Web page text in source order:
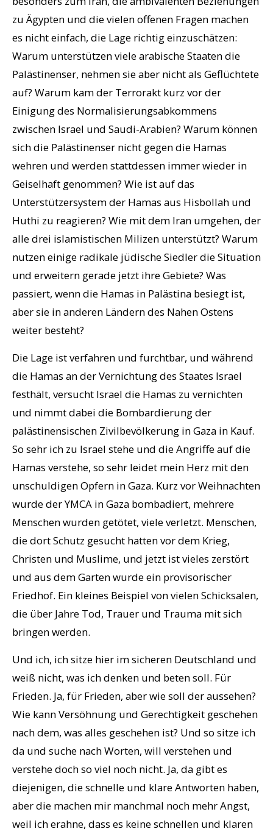
zu Ägypten und die vielen offenen Fragen machen
es nicht einfach, die Lage richtig einzuschätzen:
Warum unterstützen viele arabische Staaten die
Palästinenser, nehmen sie aber nicht als Geflüchtete
auf? Warum kam der Terrorakt kurz vor der
Einigung des Normalisierungsabkommens
zwischen Israel und Saudi-Arabien? Warum können
sich die Palästinenser nicht gegen die Hamas
wehren und werden stattdessen immer wieder in
Geiselhaft genommen? Wie ist auf das
Unterstützersystem der Hamas aus Hisbollah und
Huthi zu reagieren? Wie mit dem Iran umgehen, der
alle drei islamistischen Milizen unterstützt? Warum
nutzen einige radikale jüdische Siedler die Situation
und erweitern gerade jetzt ihre Gebiete? Was
passiert, wenn die Hamas in Palästina besiegt ist,
aber sie in anderen Ländern des Nahen Ostens
weiter besteht?
Die Lage ist verfahren und furchtbar, und während
die Hamas an der Vernichtung des Staates Israel
festhält, versucht Israel die Hamas zu vernichten
und nimmt dabei die Bombardierung der
palästinensischen Zivilbevölkerung in Gaza in Kauf.
So sehr ich zu Israel stehe und die Angriffe auf die
Hamas verstehe, so sehr leidet mein Herz mit den
unschuldigen Opfern in Gaza. Kurz vor Weihnachten
wurde der YMCA in Gaza bombadiert, mehrere
Menschen wurden getötet, viele verletzt. Menschen,
die dort Schutz gesucht hatten vor dem Krieg,
Christen und Muslime, und jetzt ist vieles zerstört
und aus dem Garten wurde ein provisorischer
Friedhof. Ein kleines Beispiel von vielen Schicksalen,
die über Jahre Tod, Trauer und Trauma mit sich
bringen werden.
Und ich, ich sitze hier im sicheren Deutschland und
weiß nicht, was ich denken und beten soll. Für
Frieden. Ja, für Frieden, aber wie soll der aussehen?
Wie kann Versöhnung und Gerechtigkeit geschehen
nach dem, was alles geschehen ist? Und so sitze ich
da und suche nach Worten, will verstehen und
verstehe doch so viel noch nicht. Ja, da gibt es
diejenigen, die schnelle und klare Antworten haben,
aber die machen mir manchmal noch mehr Angst,
weil ich erahne, dass es keine schnellen und klaren